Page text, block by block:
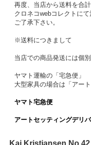
再度、当店から送料を合
クロネコwebコレクトにて
ご了承下さい。
※送料につきまして
当店での商品発送には個
ヤマト運輸の「宅急便」
大型家具の場合は「アー
ヤマト宅急便
アートセッティングデリ
Kai Kristiansen No.42